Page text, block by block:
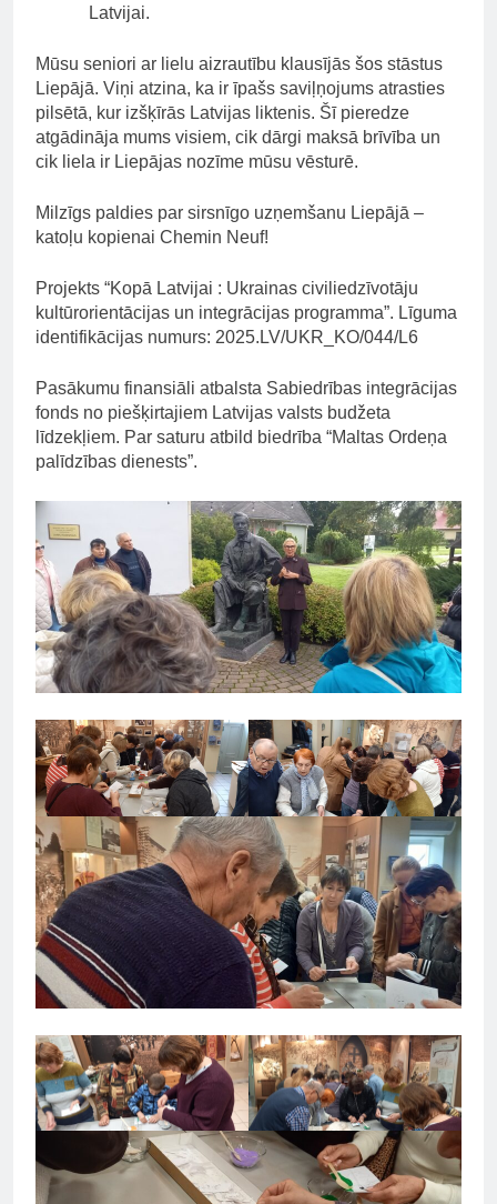
Latvijai.
Mūsu seniori ar lielu aizrautību klausījās šos stāstus
Liepājā. Viņi atzina, ka ir īpašs saviļņojums atrasties
pilsētā, kur izšķīrās Latvijas liktenis. Šī pieredze
atgādināja mums visiem, cik dārgi maksā brīvība un
cik liela ir Liepājas nozīme mūsu vēsturē.
Milzīgs paldies par sirsnīgo uzņemšanu Liepājā –
katoļu kopienai Chemin Neuf!
Projekts “Kopā Latvijai : Ukrainas civiliedzīvotāju
kultūrorientācijas un integrācijas programma”. Līguma
identifikācijas numurs: 2025.LV/UKR_KO/044/L6
Pasākumu finansiāli atbalsta Sabiedrības integrācijas
fonds no piešķirtajiem Latvijas valsts budžeta
līdzekļiem. Par saturu atbild biedrība “Maltas Ordeņa
palīdzības dienests”.